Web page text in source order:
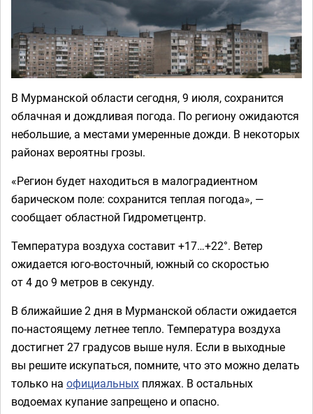
В Мурманской области сегодня, 9 июля, сохранится
облачная и дождливая погода. По региону ожидаются
небольшие, а местами умеренные дожди. В некоторых
районах вероятны грозы.
«Регион будет находиться в малоградиентном
барическом поле: сохранится теплая погода», —
сообщает областной Гидрометцентр.
Температура воздуха составит +17…+22°. Ветер
ожидается юго-восточный, южный со скоростью
от 4 до 9 метров в секунду.
В ближайшие 2 дня в Мурманской области ожидается
по-настоящему летнее тепло. Температура воздуха
достигнет 27 градусов выше нуля. Если в выходные
вы решите искупаться, помните, что это можно делать
только на официальных пляжах. В остальных
водоемах купание запрещено и опасно.